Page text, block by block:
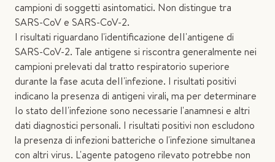
campioni di soggetti asintomatici. Non distingue tra
SARS-CoV e SARS-CoV-2.
I risultati riguardano l'identificazione deII'antigene di
SARS-CoV-2. Tale antigene si riscontra generalmente nei
campioni prelevati dal tratto respiratorio superiore
durante la fase acuta deII'infezione. I risultati positivi
indicano la presenza di antigeni virali, ma per determinare
Io stato deII'infezione sono necessarie l'anamnesi e altri
dati diagnostici personali. I risultati positivi non escludono
la presenza di infezioni batteriche o l'infezione simultanea
con altri virus. L'agente patogeno rilevato potrebbe non